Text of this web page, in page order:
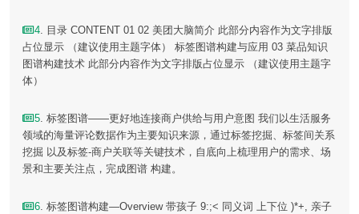
4. 目录 CONTENT 01 02 美团大脑简介 此部分内容作为文字排版
占位显示 （建议使用主题字体） 标签图谱构建与应用 03 菜品知识
图谱构建技术 此部分内容作为文字排版占位显示 （建议使用主题字
体）
5. 标签图谱——更好地连接商户供给与用户意图 我们以生活服务
领域的海量评论数据作为主要知识来源，通过标签挖掘、标签间关系
挖掘 以及标签-商户关联等关键技术，自底向上梳理用户的需求、场
景和主要关注点，完成图谱 构建。
6. 标签图谱构建—Overview 带孩子 9:;< 同义词 上下位 )*+, 亲子